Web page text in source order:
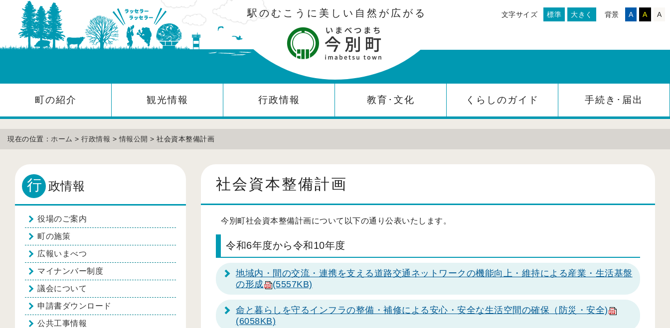
背景 A A A
文字サイズ 標準 大きく
駅のむこうに美しい自然が広がる
町の紹介 観光情報 行政情報 教育･文化 くらしのガイド 手続き･届出
現在の位置： ホーム > 行政情報 >情報公開 > 社会資本整備計画
社会資本整備計画
今別町社会資本整備計画について以下の通り公表いたします。
令和6年度から令和10年度
地域内・間の交流・連携を支える道路交通ネットワークの機能向上・維持による産業・生活基盤
の形成
(5557KB)
命と暮らしを守るインフラの整備・補修による安心・安全な生活空間の確保（防災・安全)
(6058KB)
行 政情報
役場のご案内
町の施策
広報いまべつ
マイナンバー制度
議会について
申請書ダウンロード
公共工事情報